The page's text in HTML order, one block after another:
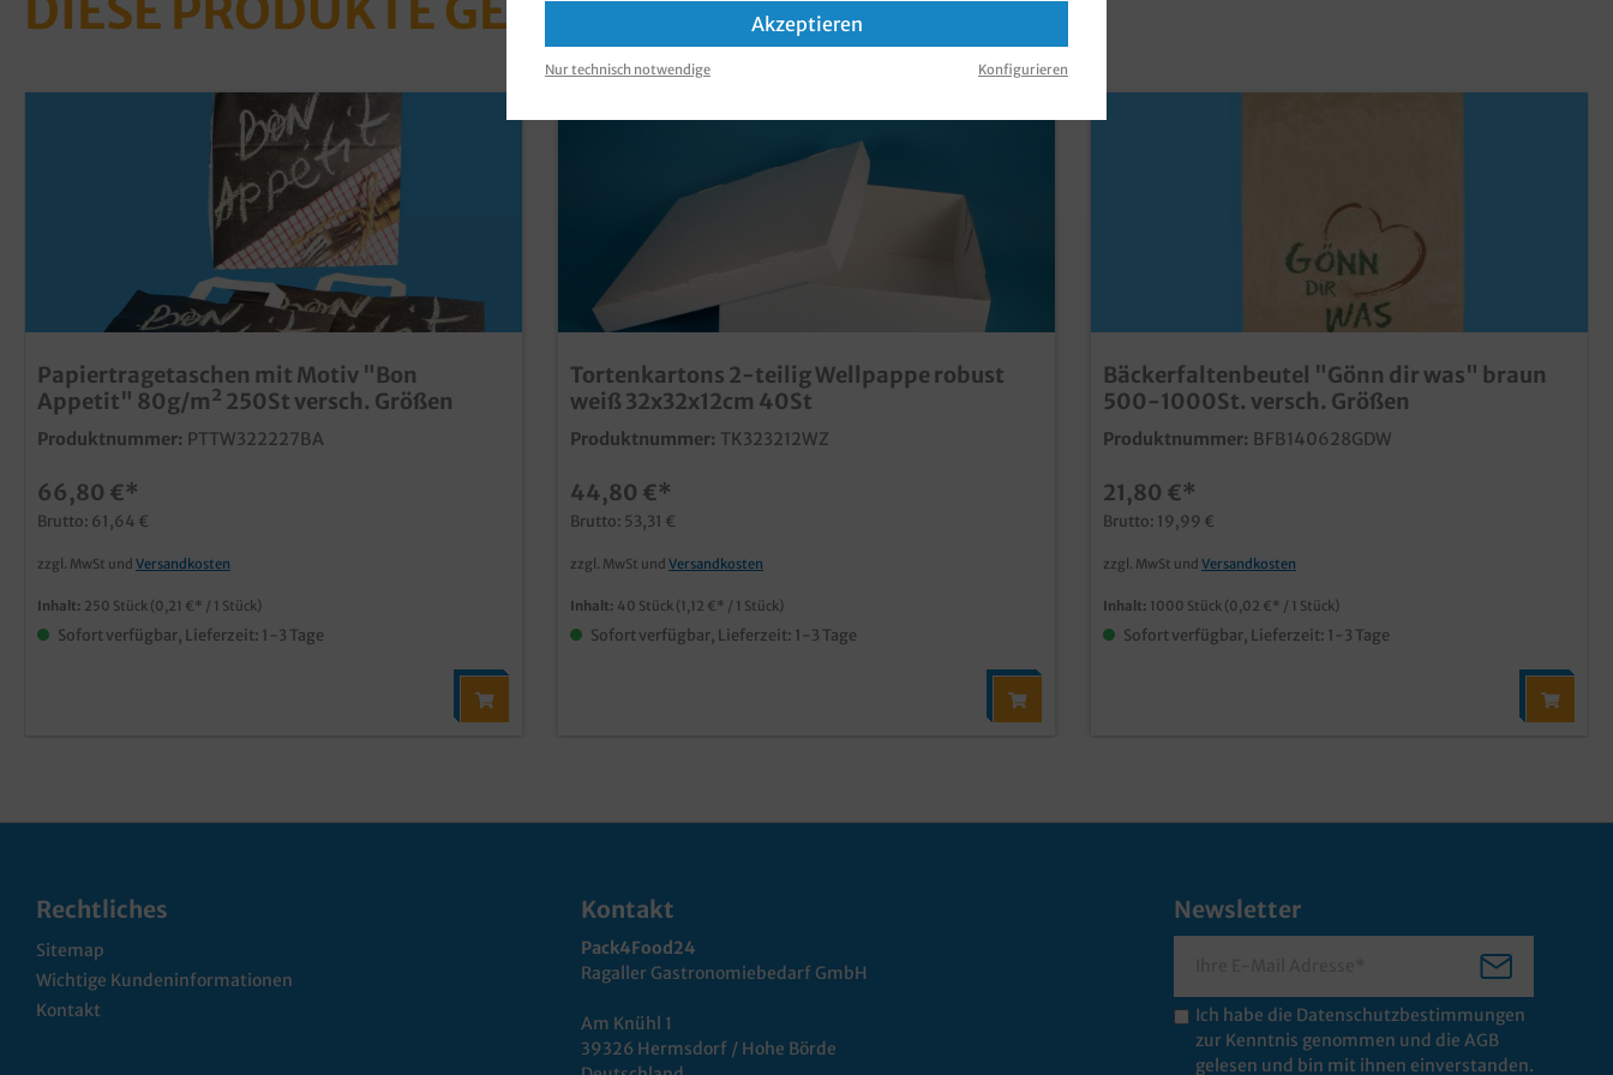
Papiertragetaschen mit Motiv "Bon
Appetit" 80g/m² 250St versch. Größen
Produktnummer: PTTW322227BA
66,80 €*
Brutto: 61,64 €
zzgl. MwSt und Versandkosten
Inhalt: 250 Stück (0,21 €* / 1 Stück)
Sofort verfügbar, Lieferzeit: 1-3 Tage
Tortenkartons 2-teilig Wellpappe robust
weiß 32x32x12cm 40St
Produktnummer: TK323212WZ
44,80 €*
Brutto: 53,31 €
zzgl. MwSt und Versandkosten
Inhalt: 40 Stück (1,12 €* / 1 Stück)
Sofort verfügbar, Lieferzeit: 1-3 Tage
Bäckerfaltenbeutel "Gönn dir was" braun
500-1000St. versch. Größen
Produktnummer: BFB140628GDW
21,80 €*
Brutto: 19,99 €
zzgl. MwSt und Versandkosten
Inhalt: 1000 Stück (0,02 €* / 1 Stück)
Sofort verfügbar, Lieferzeit: 1-3 Tage
Rechtliches
Sitemap
Wichtige Kundeninformationen
Kontakt
Kontakt
Pack4Food24
Ragaller Gastronomiebedarf GmbH
Am Knühl 1
39326 Hermsdorf / Hohe Börde
Newsletter
Ich habe die Datenschutzbestimmungen
zur Kenntnis genommen und die AGB
gelesen und bin mit ihnen einverstanden.
Akzeptieren
Nur technisch notwendige Konfigurieren